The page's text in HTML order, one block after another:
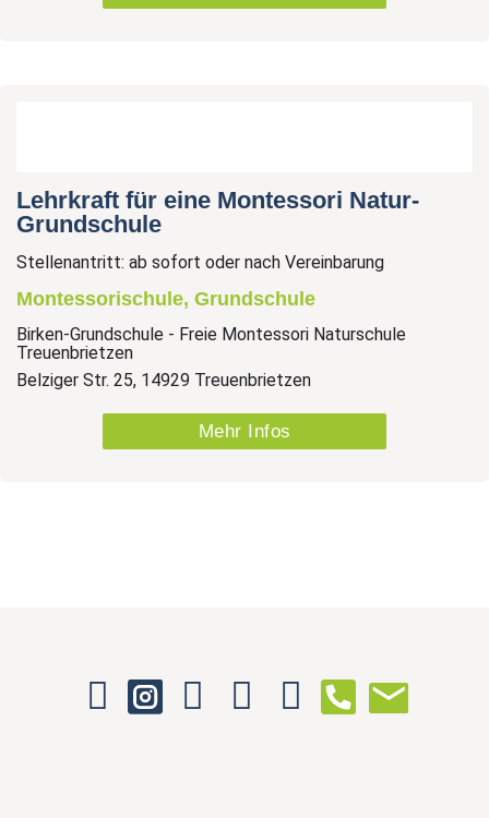
Lehrkraft für eine Montessori Natur-
Grundschule
Stellenantritt: ab sofort oder nach Vereinbarung
Montessorischule, Grundschule
Birken-Grundschule - Freie Montessori Naturschule
Treuenbrietzen
Belziger Str. 25, 14929 Treuenbrietzen
Mehr Infos